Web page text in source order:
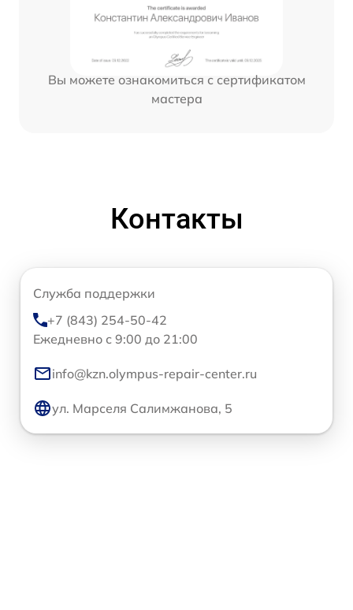
Вы можете ознакомиться с сертификатом
мастера
Контакты
Служба поддержки
+7 (843) 254-50-42
Ежедневно с 9:00 до 21:00
info@kzn.olympus-repair-center.ru
ул. Марселя Салимжанова, 5